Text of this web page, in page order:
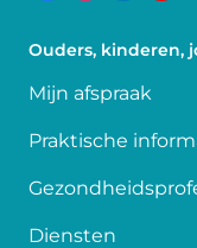
Ouders, kinderen,
Mijn afspraak
Praktische
Diensten